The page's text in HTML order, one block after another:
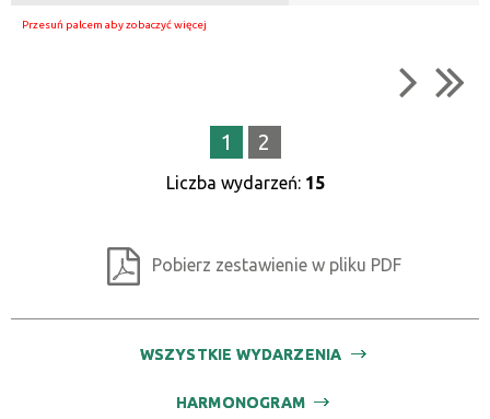
1 2
Liczba wydarzeń: 15
Pobierz zestawienie w pliku PDF
WSZYSTKIE WYDARZENIA
HARMONOGRAM